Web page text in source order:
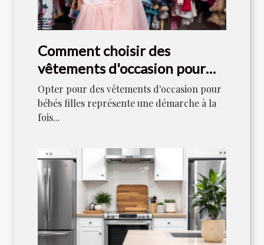
Comment choisir des
vêtements d'occasion pour
bébés filles
Opter pour des vêtements d'occasion pour
bébés filles représente une démarche à la
fois...